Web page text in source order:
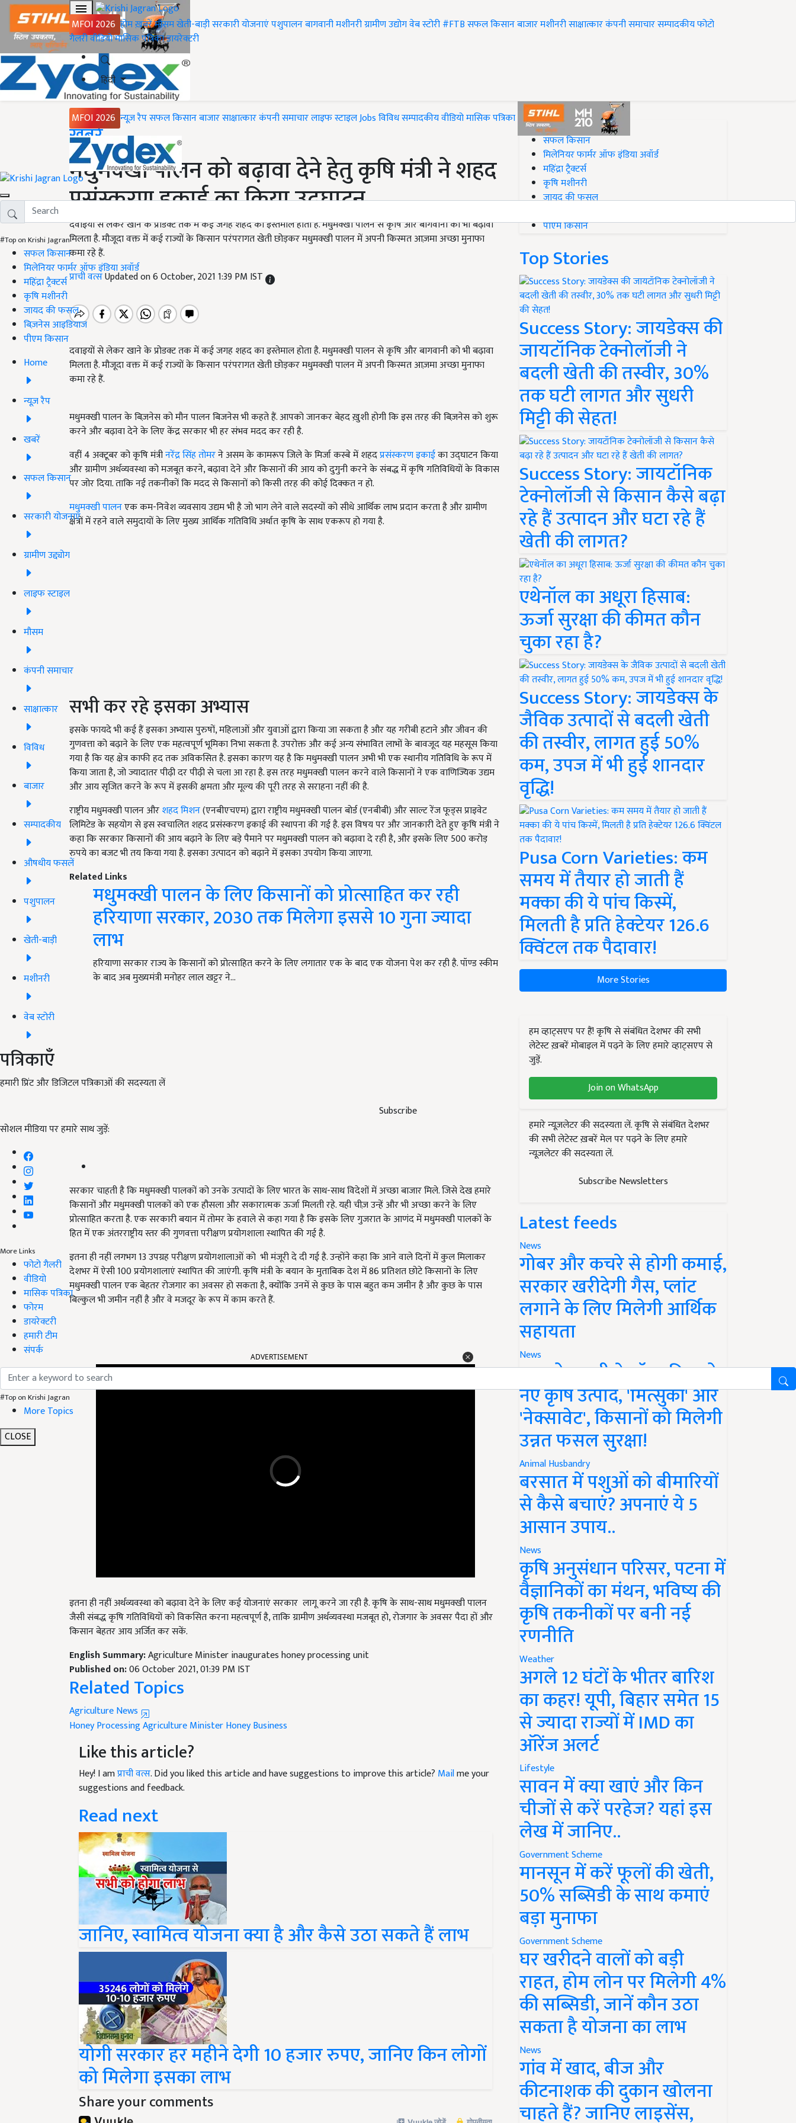
MFOI 2026 होमख़बरेंमौसमखेती-बाड़ीसरकारी योजनाएंपशुपालनबागवानीमशीनरीग्रामीण उद्योगवेब स्टोरी#FTBसफल किसानबाजारमशीनरीसाक्षात्कारकंपनी समाचारसम्पादकीयफोटो
गैलरीवीडियोमासिक पत्रिकाडायरेक्टरी
हिंदी
MFOI 2026 न्यूज़ रैपसफल किसानबाजारसाक्षात्कारकंपनी समाचारलाइफ स्टाइलJobsविविधसम्पादकीयवीडियोमासिक पत्रिका
#Top on Krishi Jagran
सफल किसान
मिलेनियर फार्मर ऑफ इंडिया अवॉर्ड
महिंद्रा ट्रैक्टर्स
कृषि मशीनरी
जायद की फसल
बिज़नेस आइडियाज
पीएम किसान
Home
न्यूज़ रैप
खबरें
सफल किसान
सरकारी योजनाएं
ग्रामीण उद्द्योग
लाइफ स्टाइल
मौसम
कंपनी समाचार
साक्षात्कार
विविध
बाजार
सम्पादकीय
औषधीय फसलें
पशुपालन
खेती-बाड़ी
मशीनरी
वेब स्टोरी
पत्रिकाएँ
हमारी प्रिंट और डिजिटल पत्रिकाओं की सदस्यता लें
Subscribe
सोशल मीडिया पर हमारे साथ जुड़ें:
More Links
फोटो गैलरी
वीडियो
मासिक पत्रिका
फोरम
डायरेक्टरी
हमारी टीम
संपर्क
#Top on Krishi Jagran
More Topics
CLOSE
Home
ख़बरें
मधुमक्खी पालन को बढ़ावा देने हेतु कृषि मंत्री ने शहद
प्रसंस्करण इकाई का किया उद्घाटन
दवाइयों से लेकर खाने के प्रोडक्ट तक में कई जगह शहद का इस्तेमाल होता है. मधुमक्खी पालन से कृषि और बागवानी को भी बढ़ावा
मिलता है. मौजूदा वक्त में कई राज्यों के किसान परंपरागत खेती छोड़कर मधुमक्खी पालन में अपनी किस्मत आज़मा अच्छा मुनाफा
कमा रहे हैं.
प्राची वत्सUpdated on 6 October, 2021 1:39 PM IST
दवाइयों से लेकर खाने के प्रोडक्ट तक में कई जगह शहद का इस्तेमाल होता है. मधुमक्खी पालन से कृषि और बागवानी को भी बढ़ावा
मिलता है. मौजूदा वक्त में कई राज्यों के किसान परंपरागत खेती छोड़कर मधुमक्खी पालन में अपनी किस्मत आज़मा अच्छा मुनाफा
कमा रहे हैं.
मधुमक्खी पालन के बिज़नेस को मौन पालन बिजनेस भी कहते हैं. आपको जानकर बेहद ख़ुशी होगी कि इस तरह की बिज़नेस को शुरू
करने और बढ़ावा देने के लिए केंद्र सरकार भी हर संभव मदद कर रही है.
वहीं 4 अक्टूबर को कृषि मंत्रीनरेंद्र सिंह तोमरने असम के कामरूप जिले के मिर्जा कस्बे में शहदप्रसंस्करण इकाईका उद्घाटन किया
और ग्रामीण अर्थव्यवस्था को मजबूत करने, बढ़ावा देने और किसानों की आय को दुगुनी करने के संबद्ध में कृषि गतिविधियों के विकास
पर जोर दिया. ताकि नई तकनीकों कि मदद से किसानों को किसी तरह की कोई दिक्कत न हो.
मधुमक्खी पालनएक कम-निवेश व्यवसाय उद्यम भी है जो भाग लेने वाले सदस्यों को सीधे आर्थिक लाभ प्रदान करता है और ग्रामीण
क्षेत्रों में रहने वाले समुदायों के लिए मुख्य आर्थिक गतिविधि अर्थात कृषि के साथ एकरूप हो गया है.
सभी कर रहे इसका अभ्यास
इसके फायदे भी कई हैं इसका अभ्यास पुरुषों, महिलाओं और युवाओं द्वारा किया जा सकता है और यह गरीबी हटाने और जीवन की
गुणवत्ता को बढ़ाने के लिए एक महत्वपूर्ण भूमिका निभा सकता है. उपरोक्त और कई अन्य संभावित लाभों के बावजूद यह महसूस किया
गया है कि यह क्षेत्र काफी हद तक अविकसित है. इसका कारण यह है कि मधुमक्खी पालन अभी भी एक स्थानीय गतिविधि के रूप में
किया जाता है, जो ज्यादातर पीढ़ी दर पीढ़ी से चला आ रहा है. इस तरह मधुमक्खी पालन करने वाले किसानों ने एक वाणिज्यिक उद्यम
और आय सृजित करने के रूप में इसकी क्षमता और मूल्य की पूरी तरह से सराहना नहीं की है.
राष्ट्रीय मधुमक्खी पालन औरशहद मिशन(एनबीएचएम) द्वारा राष्ट्रीय मधुमक्खी पालन बोर्ड (एनबीबी) और साल्ट रेंज फूड्स प्राइवेट
लिमिटेड के सहयोग से इस स्वचालित शहद प्रसंस्करण इकाई की स्थापना की गई है. इस विषय पर और जानकारी देते हुए कृषि मंत्री ने
कहा कि सरकार किसानों की आय बढ़ाने के लिए बड़े पैमाने पर मधुमक्खी पालन को बढ़ावा दे रही है, और इसके लिए 500 करोड़
रुपये का बजट भी तय किया गया है. इसका उत्पादन को बढ़ाने में इसका उपयोग किया जाएगा.
Related Links
मधुमक्खी पालन के लिए किसानों को प्रोत्साहित कर रही
हरियाणा सरकार, 2030 तक मिलेगा इससे 10 गुना ज्यादा
लाभ
हरियाणा सरकार राज्य के किसानों को प्रोत्साहित करने के लिए लगातार एक के बाद एक योजना पेश कर रही है. पॉण्ड स्कीम
के बाद अब मुख्यमंत्री मनोहर लाल खट्टर ने…
सरकार चाहती है कि मधुमक्खी पालकों को उनके उत्पादों के लिए भारत के साथ-साथ विदेशों में अच्छा बाजार मिले. जिसे देख हमारे
किसानों और मधुमक्खी पालकों को एक हौसला और सकारात्मक ऊर्जा मिलती रहे. यही चीज़ उन्हें और भी अच्छा करने के लिए
प्रोत्साहित करता है. एक सरकारी बयान में तोमर के हवाले से कहा गया है कि इसके लिए गुजरात के आणंद में मधुमक्खी पालकों के
हित में एक अंतरराष्ट्रीय स्तर की गुणवत्ता परीक्षण प्रयोगशाला स्थापित की गई है.
इतना ही नहीं लगभग 13 उपग्रह परीक्षण प्रयोगशालाओं को भी मंजूरी दे दी गई है. उन्होंने कहा कि आने वाले दिनों में कुल मिलाकर
देशभर में ऐसी 100 प्रयोगशालाएं स्थापित की जाएंगी. कृषि मंत्री के बयान के मुताबिक देश में 86 प्रतिशत छोटे किसानों के लिए
मधुमक्खी पालन एक बेहतर रोजगार का अवसर हो सकता है, क्योंकि उनमें से कुछ के पास बहुत कम जमीन है और कुछ के पास
बिल्कुल भी जमीन नहीं है और वे मजदूर के रूप में काम करते हैं.
जैसी संबद्ध कृषि गतिविधियों को विकसित करना महत्वपूर्ण है, ताकि ग्रामीण अर्थव्यवस्था मजबूत हो, रोजगार के अवसर पैदा हों और
किसान बेहतर आय अर्जित कर सकें.
Published on:06 October 2021, 01:39 PM IST
Related Topics
Agriculture News
Honey Processing Agriculture Minister
Like this article?
Hey! I amप्राची वत्स. Did you liked this article and have suggestions to improve this article?
suggestions and feedback.
Read next
जानिए, स्वामित्व योजना क्या है और कैसे उठा सकते हैं लाभ
योगी सरकार हर महीने देगी 10 हजार रुपए, जानिए किन लोगों
को मिलेगा इसका लाभ
Share your comments
#Top on Krishi Jagran
सफल किसान
मिलेनियर फार्मर ऑफ इंडिया अवॉर्ड
महिंद्रा ट्रैक्टर्स
कृषि मशीनरी
जायद की फसल
पीएम किसान
Top Stories
Success Story: जायडेक्स की
जायटॉनिक टेक्नोलॉजी ने
बदली खेती की तस्वीर, 30%
तक घटी लागत और सुधरी
मिट्टी की सेहत!
Success Story: जायटॉनिक
टेक्नोलॉजी से किसान कैसे बढ़ा
रहे हैं उत्पादन और घटा रहे हैं
खेती की लागत?
एथेनॉल का अधूरा हिसाब:
ऊर्जा सुरक्षा की कीमत कौन
चुका रहा है?
Success Story: जायडेक्स के
जैविक उत्पादों से बदली खेती
की तस्वीर, लागत हुई 50%
कम, उपज में भी हुई शानदार
वृद्धि!
Pusa Corn Varieties: कम
समय में तैयार हो जाती हैं
मक्का की ये पांच किस्में,
मिलती है प्रति हेक्टेयर 126.6
क्विंटल तक पैदावार!
More Stories
हम व्हाट्सएप पर हैं! कृषि से संबंधित देशभर की सभी
लेटेस्ट ख़बरें मोबाइल में पढ़ने के लिए हमारे व्हाट्सएप से
जुड़ें.
Join on WhatsApp
हमारे न्यूज़लेटर की सदस्यता लें. कृषि से संबंधित देशभर
की सभी लेटेस्ट ख़बरें मेल पर पढ़ने के लिए हमारे
न्यूज़लेटर की सदस्यता लें.
Subscribe Newsletters
Latest feeds
News
गोबर और कचरे से होगी कमाई,
सरकार खरीदेगी गैस, प्लांट
लगाने के लिए मिलेगी आर्थिक
सहायता
News
इफको-एमसी ने लॉन्च किए दो
नए कृषि उत्पाद, 'मित्सुकी' और
'नेक्सावेट', किसानों को मिलेगी
उन्नत फसल सुरक्षा!
Animal Husbandry
बरसात में पशुओं को बीमारियों
से कैसे बचाएं? अपनाएं ये 5
आसान उपाय..
News
कृषि अनुसंधान परिसर, पटना में
वैज्ञानिकों का मंथन, भविष्य की
कृषि तकनीकों पर बनी नई
रणनीति
Weather
अगले 12 घंटों के भीतर बारिश
का कहर! यूपी, बिहार समेत 15
से ज्यादा राज्यों में IMD का
ऑरेंज अलर्ट
Lifestyle
सावन में क्या खाएं और किन
चीजों से करें परहेज? यहां इस
लेख में जानिए..
Government Scheme
मानसून में करें फूलों की खेती,
50% सब्सिडी के साथ कमाएं
बड़ा मुनाफा
Government Scheme
घर खरीदने वालों को बड़ी
राहत, होम लोन पर मिलेगी 4%
की सब्सिडी, जानें कौन उठा
सकता है योजना का लाभ
News
गांव में खाद, बीज और
कीटनाशक की दुकान खोलना
चाहते हैं? जानिए लाइसेंस,